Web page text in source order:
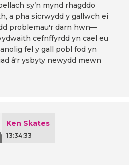
sy’n mynd rhagddo
a pha sicrwydd y gallwch ei
problemau'r darn hwn—
cefnffyrdd yn cael eu
fel y gall pobl fod yn
â'r ysbyty newydd mewn
Ken Skates
13:34:33